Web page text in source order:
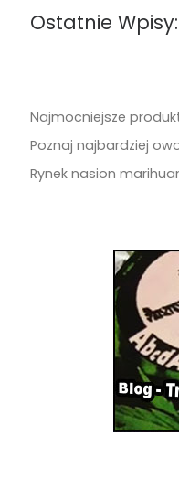
Ostatnie Wpisy:
Najmocniejsze
Poznaj najbardziej
Rynek nasion